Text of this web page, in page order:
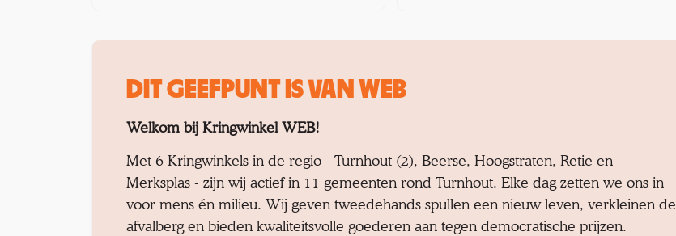
DIT GEEFPUNT IS VAN WEB
Welkom bij Kringwinkel WEB!
Met 6 Kringwinkels in de regio - Turnhout (2), Beerse, Hoogstraten, Retie en
Merksplas - zijn wij actief in 11 gemeenten rond Turnhout. Elke dag zetten we ons in
voor mens én milieu. Wij geven tweedehands spullen een nieuw leven, verkleinen de
afvalberg en bieden kwaliteitsvolle goederen aan tegen democratische prijzen.